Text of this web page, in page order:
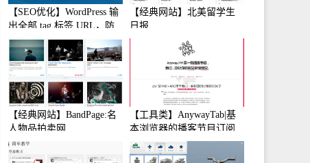
【SEO优化】WordPress 输
出全部 tag 标签 URL，防
止中文转码
【经典网站】北美留学生
日报
【经典网站】BandPage:名
人物品拍卖网
【工具类】AnywayTab|基
本浏览器的播客节目订阅